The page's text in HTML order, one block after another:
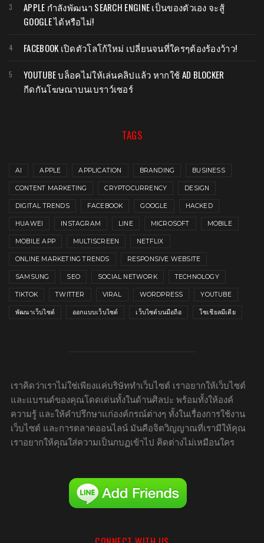
APPLE กำลังพัฒนา SEARCH ENGINE เป็นของตัวเอง จะสู้
GOOGLE ได้หรือไม่!
FACEBOOK เปิดตัวโลโก้ใหม่ เปลี่ยนจนที่ใครๆต้องร้องว้าว!
YOUTUBE บล็อคไม่ให้เล่นคลิปแล้ว หากใช้ AD BLOCKER
กีดกันโฆษณาบนเบราว์เซอร์
TAGS
AI APPLE APPLICATION BRANDING BUSINESS
CONTENT MARKETING CRYPTOCURRENCY DESIGN
DIGITAL TRENDS FACEBOOK GOOGLE HACKED
HUAWEI INSTAGRAM LINE MICROSOFT MOBILE
MOBILE APP MULTISCREEN NETFLIX
ONLINE MARKETING TRENDS RESPONSIVE WEBSITE
SAMSUNG SEO SOCIAL NETWORK TECHNOLOGY
TIKTOK TWITTER VIRAL WORDPRESS YOUTUBE
พัฒนาเว็บไซต์ ออกแบบเว็บไซต์ เว็บไซต์บนมือถือ โซเชียลมีเดีย
เราคิดว่าเราไม่ใช่เพียงแค่บริษัททำเว็บไซต์ เราอยากให้เว็บไซต์
และแบรนด์ของคุณโดดเด่นทั้งในด้านศิลปะ พร้อมทั้งให้องค์
ความรู้ และให้คำปรึกษาแก่องค์กรณ์ต่างๆ ทั้งในเรื่องการใช้งาน
เว็บไซต์ และการตลาดออนไลน์ มันคือจิตวิญญาณที่เรามีให้คุณ
เราอยากให้คุณใส่ความเป็นกบฏเข้าไป คิดต่างไม่เหมือนใคร